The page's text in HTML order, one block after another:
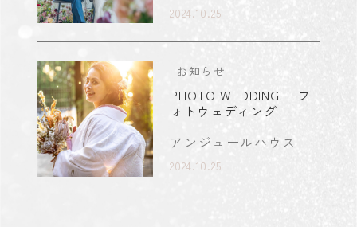
2024.10.25
お知らせ
PHOTO WEDDING フ
ォトウェディング
アンジュールハウス
2024.10.25